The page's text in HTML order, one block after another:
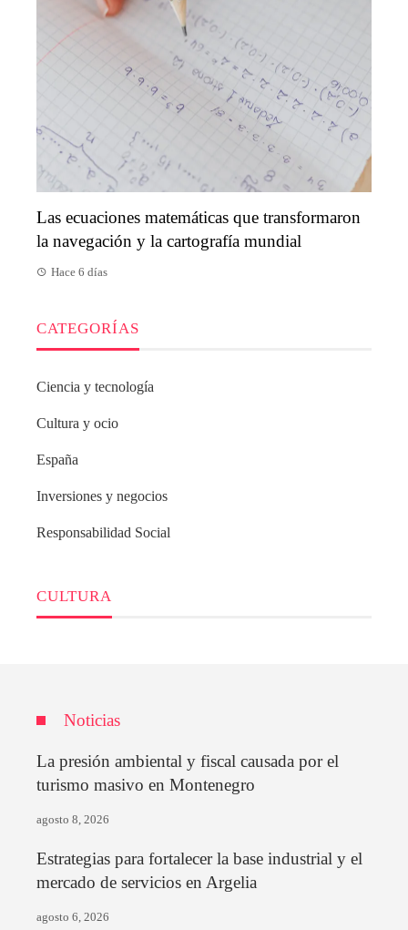
Las ecuaciones matemáticas que transformaron
la navegación y la cartografía mundial
Hace 6 días
CATEGORÍAS
Ciencia y tecnología
Cultura y ocio
España
Inversiones y negocios
Responsabilidad Social
CULTURA
Noticias
La presión ambiental y fiscal causada por el
turismo masivo en Montenegro
agosto 8, 2026
Estrategias para fortalecer la base industrial y el
mercado de servicios en Argelia
agosto 6, 2026